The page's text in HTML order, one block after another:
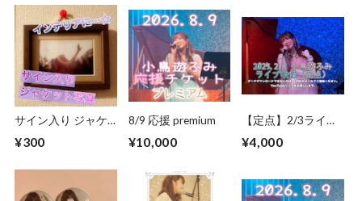
サイン入り ジャケ
¥300
8/9 応援 premium
¥10,000
【定点】2/3ライブ
¥4,000